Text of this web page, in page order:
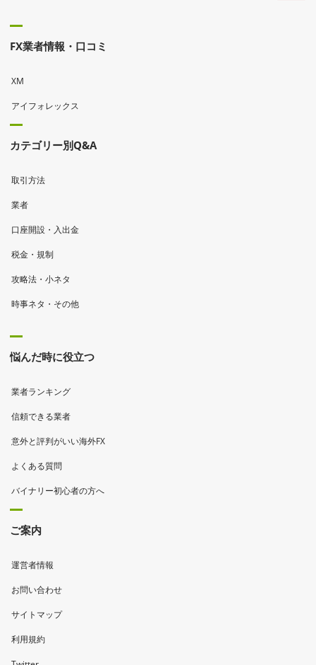
FX業者情報・口コミ
XM
アイフォレックス
カテゴリー別Q&A
取引方法
業者
口座開設・入出金
税金・規制
攻略法・小ネタ
時事ネタ・その他
悩んだ時に役立つ
業者ランキング
信頼できる業者
意外と評判がいい海外FX
よくある質問
バイナリー初心者の方へ
ご案内
運営者情報
お問い合わせ
サイトマップ
利用規約